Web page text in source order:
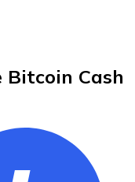
Bitcoin Cash